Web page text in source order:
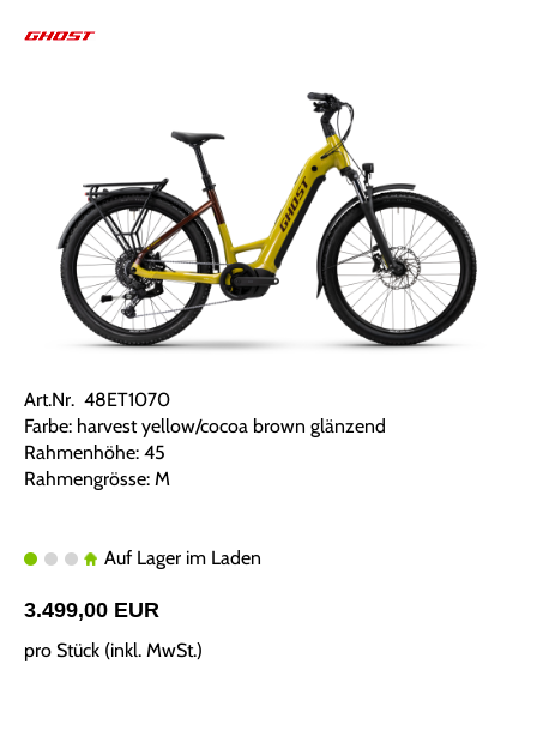
Art.Nr. 48ET1070
Farbe: harvest yellow/cocoa brown glänzend
Rahmenhöhe: 45
Rahmengrösse: M
Auf Lager im Laden
3.499,00 EUR
pro Stück (inkl. MwSt.)